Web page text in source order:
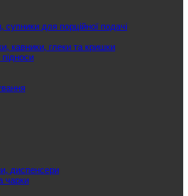
супники для порційної подачі
кавники, глеки та кришки
диспенсери
чарки